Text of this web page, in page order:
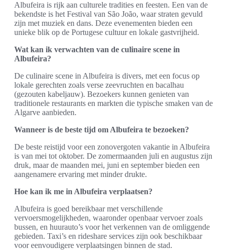
Albufeira is rijk aan culturele tradities en feesten. Een van de
bekendste is het Festival van São João, waar straten gevuld
zijn met muziek en dans. Deze evenementen bieden een
unieke blik op de Portugese cultuur en lokale gastvrijheid.
Wat kan ik verwachten van de culinaire scene in
Albufeira?
De culinaire scene in Albufeira is divers, met een focus op
lokale gerechten zoals verse zeevruchten en bacalhau
(gezouten kabeljauw). Bezoekers kunnen genieten van
traditionele restaurants en markten die typische smaken van de
Algarve aanbieden.
Wanneer is de beste tijd om Albufeira te bezoeken?
De beste reistijd voor een zonovergoten vakantie in Albufeira
is van mei tot oktober. De zomermaanden juli en augustus zijn
druk, maar de maanden mei, juni en september bieden een
aangenamere ervaring met minder drukte.
Hoe kan ik me in Albufeira verplaatsen?
Albufeira is goed bereikbaar met verschillende
vervoersmogelijkheden, waaronder openbaar vervoer zoals
bussen, en huurauto’s voor het verkennen van de omliggende
gebieden. Taxi’s en rideshare services zijn ook beschikbaar
voor eenvoudigere verplaatsingen binnen de stad.